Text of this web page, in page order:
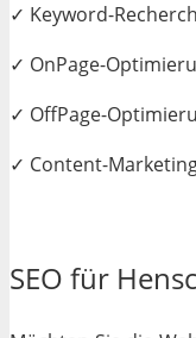
✓ Keyword-
✓ OnPage-
✓ OffPage-
✓ Content-
SEO für